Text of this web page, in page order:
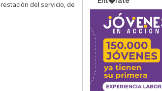
del servicio, de